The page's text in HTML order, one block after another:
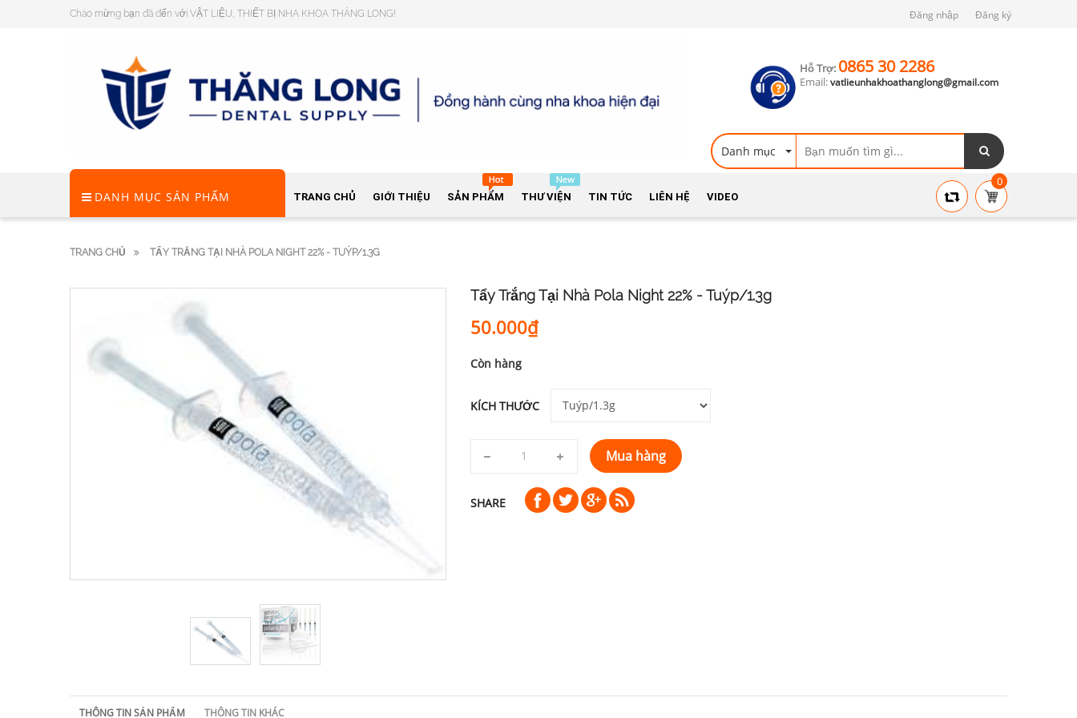
Chào mừng bạn đã đến với VẬT LIỆU, THIẾT BỊ NHA KHOA THĂNG LONG! Đăng nhập Đăng ký
Hỗ Trợ: 0865 30 2286
Email:vatlieunhakhoathanglong@gmail.com
Danh mục
DANH MỤC SẢN PHẨM TRANG CHỦ GIỚI THIỆU SẢN PHẨM THƯ VIỆN TIN TỨC LIÊN HỆ VIDEO
0
TRANG CHỦ TẨY TRẮNG TẠI NHÀ POLA NIGHT 22% - TUÝP/1.3G
Tẩy Trắng Tại Nhà Pola Night 22% - Tuýp/1.3g
50.000₫
Còn hàng
KÍCH THƯỚC
Mua hàng
SHARE
THÔNG TIN SẢN PHẨM THÔNG TIN KHÁC